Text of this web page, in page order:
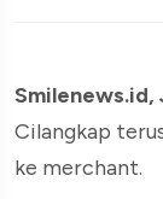
Smilenews.id,
Cilangkap
ke merchant.